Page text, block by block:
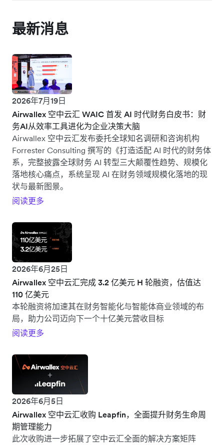
最新消息
2026年7月19日
Airwallex 空中云汇 WAIC 首发 AI 时代财务白皮书：财
务AI从效率工具进化为企业决策大脑
Airwallex 空中云汇发布委托全球知名调研和咨询机构
Forrester Consulting 撰写的《打造适配 AI 时代的财务体
系，完整披露全球财务 AI 转型三大颠覆性趋势、规模化
落地核心痛点，系统呈现 AI 在财务领域规模化落地的现
状与最新图景。
阅读更多
2026年6月25日
Airwallex 空中云汇完成 3.2 亿美元 H 轮融资，估值达
110 亿美元
本轮融资将加速其在财务智能化与智能体商业领域的布
局，助力公司迈向下一个十亿美元营收目标
阅读更多
2026年6月5日
Airwallex 空中云汇收购 Leapfin，全面提升财务生命周
期管理能力
此次收购进一步拓展了空中云汇全面的解决方案矩阵